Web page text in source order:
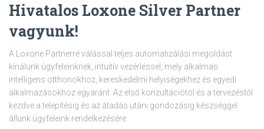
Hivatalos Loxone Silver Partner
vagyunk!
A Loxone Partnerré válással teljes automatizálási megoldást
kínálunk ügyfeleinknek, intuitív vezérléssel, mely alkalmas
intelligens otthonokhoz, kereskedelmi helyiségekhez és egyedi
alkalmazásokhoz egyaránt. Az első konzultációtól és a tervezéstől
kezdve a telepítésig és az átadás utáni gondozásig készséggel
állunk ügyfeleink rendelkezésére.